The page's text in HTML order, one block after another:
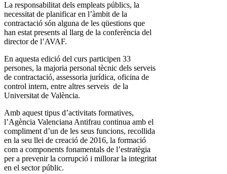
La responsabilitat dels empleats públics, la
necessitat de planificar en l’àmbit de la
contractació són alguna de les qüestions que
han estat presents al llarg de la conferència del
director de l’AVAF.
En aquesta edició del curs participen 33
persones, la majoria personal tècnic dels serveis
de contractació, assessoria jurídica, oficina de
control intern, entre altres serveis de la
Universitat de València.
Amb aquest tipus d’activitats formatives,
l’Agència Valenciana Antifrau continua amb el
compliment d’un de les seus funcions, recollida
en la seu llei de creació de 2016, la formació
com a components fonamentals de l’estratègia
per a prevenir la corrupció i millorar la integritat
en el sector públic.